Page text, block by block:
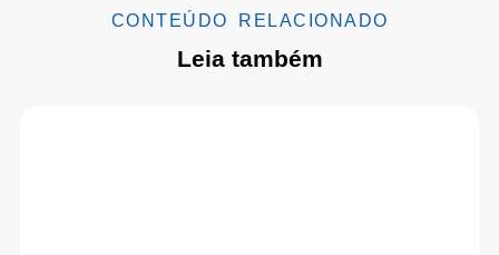
CONTEÚDO RELACIONADO
Leia também